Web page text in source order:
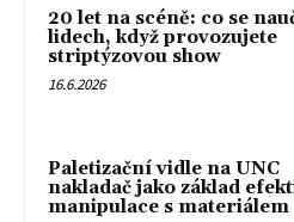
20 let na scéně: co se
lidech, když provozujete
striptýzovou show
16.6.2026
Paletizační vidle na UNC
nakladač jako základ
manipulace s materiálem